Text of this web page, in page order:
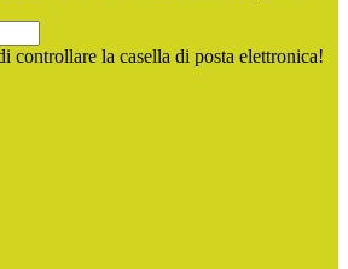
controllare la casella di posta elettronica!